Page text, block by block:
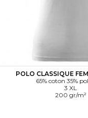
POLO CLASSIQUE
65% coton 35%
3 XL
200 gr/m²